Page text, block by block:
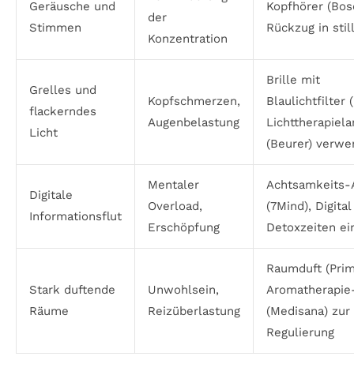
Geräusche und
Stimmen
der
Konzentration
Kopfhörer
Rückzug in
Grelles und
flackerndes
Licht
Kopfschmerzen,
Augenbelastung
Brille mit
Blaulichtfilter
(Beurer)
Digitale
Informationsflut
Mentaler
Overload,
Erschöpfung
Achtsamkeits-
(7Mind), Digital
Detoxzeiten
Stark duftende
Räume
Unwohlsein,
Reizüberlastung
Raumduft
(Medisana) zur
Regulierung